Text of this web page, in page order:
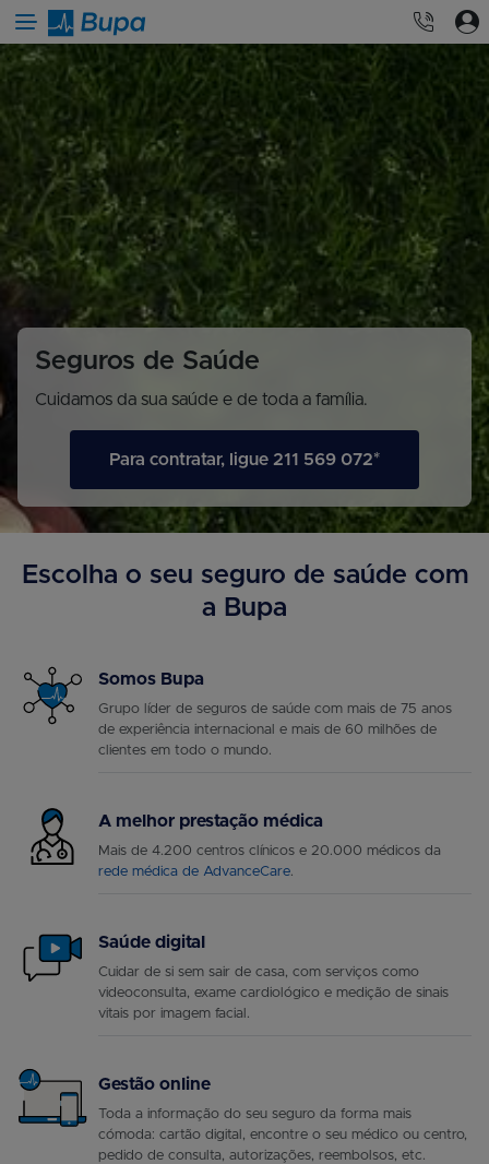
Menu
Seguros de Saúde
Cuidamos da sua saúde e de toda a família.
Para contratar, ligue 211 569 072*
Escolha o seu seguro de saúde com
a Bupa
Somos Bupa
Grupo líder de seguros de saúde com mais de 75 anos
de experiência internacional e mais de 60 milhões de
clientes em todo o mundo.
A melhor prestação médica
Mais de 4.200 centros clínicos e 20.000 médicos da
rede médica de AdvanceCare.
Saúde digital
Cuidar de si sem sair de casa, com serviços como
videoconsulta, exame cardiológico e medição de sinais
vitais por imagem facial.
Gestão online
Toda a informação do seu seguro da forma mais
cómoda: cartão digital, encontre o seu médico ou centro,
pedido de consulta, autorizações, reembolsos, etc.